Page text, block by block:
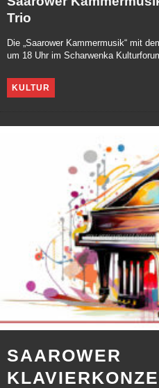
Trio
Die „Saarower Kammermusik“ mit
um 18 Uhr im Scharwenka
KULTUR
SAAROWER